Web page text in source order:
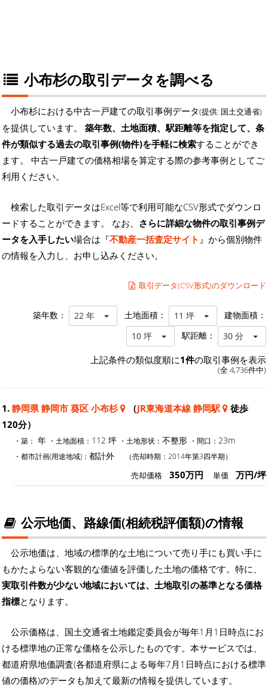
小布杉の取引データを調べる
小布杉における中古一戸建ての取引事例データ(提供: 国土交通省)
を提供しています。 築年数、土地面積、駅距離等を指定して、条
件が類似する過去の取引事例(物件)を手軽に検索することができ
ます。 中古一戸建ての価格相場を算定する際の参考事例としてご
利用ください。
検索した取引データはExcel等で利用可能なCSV形式でダウンロ
ードすることができます。 なお、 さらに詳細な物件の取引事例デ
ータを入手したい場合は『不動産一括査定サイト 』から個別物件
の情報を入力し、お申し込みください。
取引データ(CSV形式)のダウンロード
築年数： 22 年 土地面積： 11 坪 建物面積：
10 坪 駅距離： 30 分
上記条件の類似度順に1件の取引事例を表示
(全 4,736件中)
1. 静岡県 静岡市 葵区 小布杉 （JR東海道本線 静岡駅
徒歩
120分）
・築： 年 ・土地面積： 112 坪 ・土地形状： 不整形 ・間口： 23m
・都市計画(用途地域)： 都計外 （売却時期：2014年第3四半期）
売却価格 350万円 単価 万円/坪
公示地価、路線価(相続税評価額)の情報
公示地価は、地域の標準的な土地について売り手にも買い手に
もかたよらない客観的な価値を評価した土地の価格です。特に、
実取引件数が少ない地域においては、土地取引の基準となる価格
指標となります。
公示価格は、国土交通省土地鑑定委員会が毎年1月1日時点にお
ける標準地の正常な価格を公示したものです。本サービスでは、
都道府県地価調査(各都道府県による毎年7月1日時点における標準
値の価格)のデータも加えて最新の情報を提供しています。